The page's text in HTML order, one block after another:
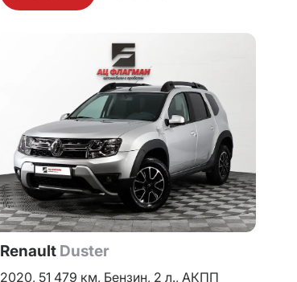
Renault Duster
2020, 51 479 км, Бензин, 2 л., АКПП